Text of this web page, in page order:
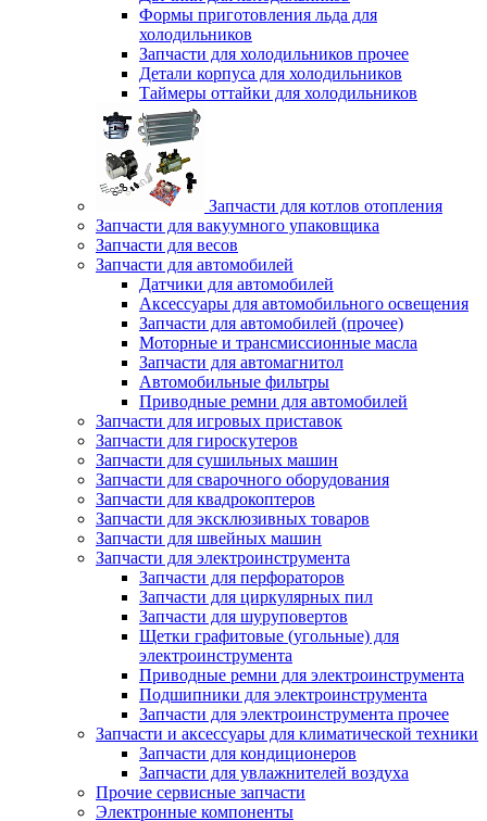
Формы приготовления льда для
холодильников
Запчасти для холодильников прочее
Детали корпуса для холодильников
Таймеры оттайки для холодильников
Запчасти для котлов отопления
Запчасти для вакуумного упаковщика
Запчасти для весов
Запчасти для автомобилей
Датчики для автомобилей
Аксессуары для автомобильного освещения
Запчасти для автомобилей (прочее)
Моторные и трансмиссионные масла
Запчасти для автомагнитол
Автомобильные фильтры
Приводные ремни для автомобилей
Запчасти для игровых приставок
Запчасти для гироскутеров
Запчасти для сушильных машин
Запчасти для сварочного оборудования
Запчасти для квадрокоптеров
Запчасти для эксклюзивных товаров
Запчасти для швейных машин
Запчасти для электроинструмента
Запчасти для перфораторов
Запчасти для циркулярных пил
Запчасти для шуруповертов
Щетки графитовые (угольные) для
электроинструмента
Приводные ремни для электроинструмента
Подшипники для электроинструмента
Запчасти для электроинструмента прочее
Запчасти и аксессуары для климатической техники
Запчасти для кондиционеров
Запчасти для увлажнителей воздуха
Прочие сервисные запчасти
Электронные компоненты